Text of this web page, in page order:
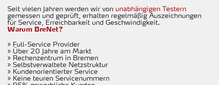
Seit vielen Jahren werden wir von unabhängigen Testern
gemessen und geprüft, erhalten regelmäßig Auszeichnungen
für Service, Erreichbarkeit und Geschwindigkeit.
Warum BreNet?
» Full-Service Provider
» Über 20 Jahre am Markt
» Rechenzentrum in Bremen
» Selbstverwaltete Netzstruktur
» Kundenorientierter Service
» Keine teuren Servicenummern